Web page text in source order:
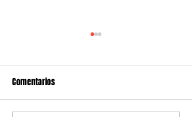
Comentarios